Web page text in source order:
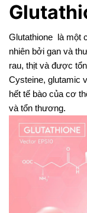
Glutathione là một
nhiên bởi gan và
rau, thịt và được
Cysteine, glutamic
hết tế bào của cơ
và tổn thương.